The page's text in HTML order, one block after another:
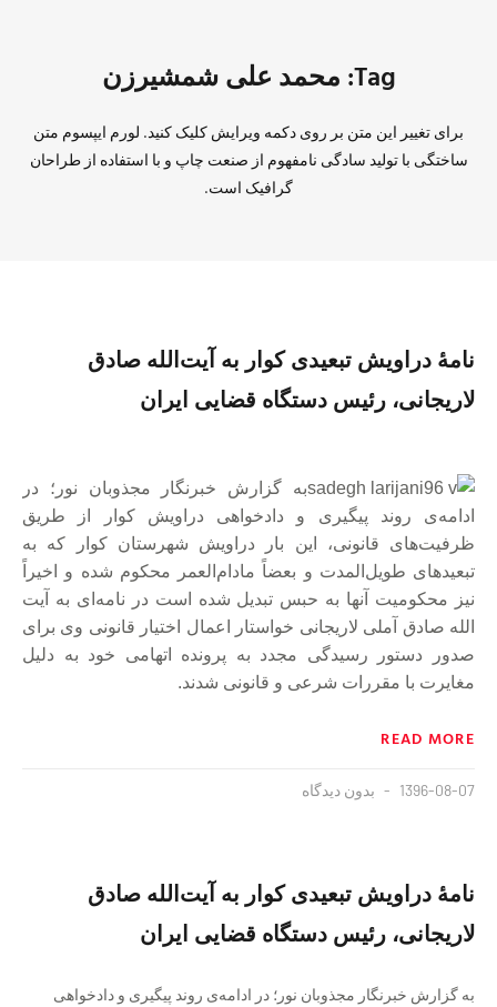
Tag: محمد علی شمشیرزن
برای تغییر این متن بر روی دکمه ویرایش کلیک کنید. لورم ایپسوم متن
ساختگی با تولید سادگی نامفهوم از صنعت چاپ و با استفاده از طراحان
گرافیک است.
نامهٔ دراویش تبعیدی کوار به آیت‌الله صادق
لاریجانی، رئیس دستگاه قضایی ایران
به گزارش خبرنگار مجذوبان نور؛ در
ادامه‌ی روند پیگیری و دادخواهی دراویش کوار از طریق
ظرفیت‌های قانونی، این بار دراویش شهرستان کوار که به
تبعیدهای طویل‌المدت و بعضاً مادام‌العمر محکوم شده و اخیراً
نیز محکومیت آنها به حبس تبدیل شده است در نامه‌ای به آیت
الله صادق آملی لاریجانی خواستار اعمال اختیار قانونی وی برای
صدور دستور رسیدگی مجدد به پرونده اتهامی خود به دلیل
مغایرت با مقررات شرعی و قانونی شدند.
READ MORE
1396-08-07 بدون دیدگاه
نامهٔ دراویش تبعیدی کوار به آیت‌الله صادق
لاریجانی، رئیس دستگاه قضایی ایران
به گزارش خبرنگار مجذوبان نور؛ در ادامه‌ی روند پیگیری و دادخواهی